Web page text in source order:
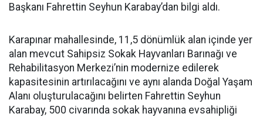
Başkanı Fahrettin Seyhun Karabay’dan bilgi aldı.
Karapınar mahallesinde, 11,5 dönümlük alan içinde yer
alan mevcut Sahipsiz Sokak Hayvanları Barınağı ve
Rehabilitasyon Merkezi’nin modernize edilerek
kapasitesinin artırılacağını ve aynı alanda Doğal Yaşam
Alanı oluşturulacağını belirten Fahrettin Seyhun
Karabay, 500 civarında sokak hayvanına evsahipliği